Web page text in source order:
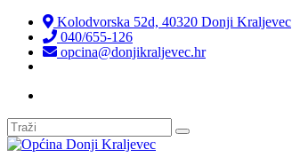
Kolodvorska 52d, 40320 Donji Kraljevec
040/655-126
opcina@donjikraljevec.hr